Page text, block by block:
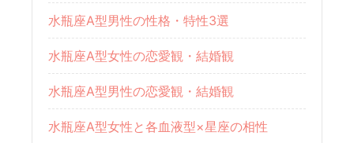
水瓶座A型男性の性格・特性3選
水瓶座A型女性の恋愛観・結婚観
水瓶座A型男性の恋愛観・結婚観
水瓶座A型女性と各血液型×星座の相性